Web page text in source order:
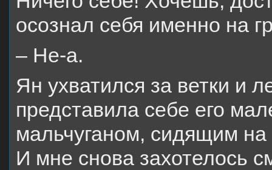
осознал себя именно на
– Не-а.
Ян ухватился за ветки и
представила себе его
мальчуганом, сидящим
И мне снова захотелось